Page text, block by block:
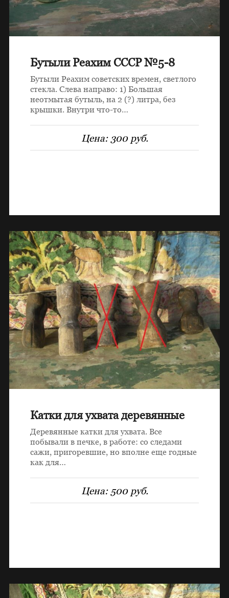
Бутыли Реахим СССР №5-8
Бутыли Реахим советских времен, светлого
стекла. Слева направо: 1) Большая
неотмытая бутыль, на 2 (?) литра, без
крышки. Внутри что-то…
Цена: 300 руб.
Катки для ухвата деревянные
Деревянные катки для ухвата. Все
побывали в печке, в работе: со следами
сажи, пригоревшие, но вполне еще годные
как для…
Цена: 500 руб.